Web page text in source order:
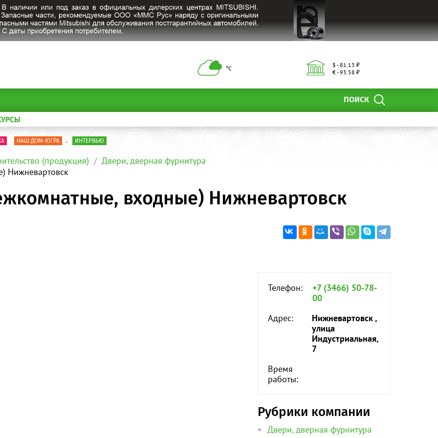
°С
$ - 81.13 ₽
€ - 93.58 ₽
ПОИСК
НАШ ДОМ-ЮГРА . ИНТЕРВЬЮ
(продукция)
Двери, дверная фурнитура
Нижневартовск
входные) Нижневартовск
Телефон:
+7 (3466) 50-78-
00
Адрес:
Нижневартовск ,
улица
Индустриальная,
7
Время
работы:
Рубрики компании
Двери, дверная фурнитура